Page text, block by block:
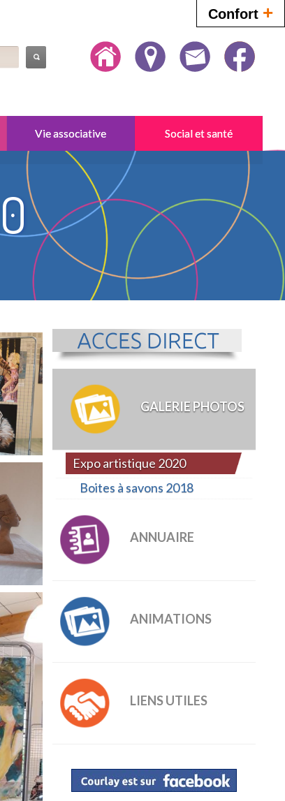
Confort +
Vie associative Social et santé
GALERIE PHOTOS
Expo artistique 2020
Boites à savons 2018
ANNUAIRE
ANIMATIONS
LIENS UTILES